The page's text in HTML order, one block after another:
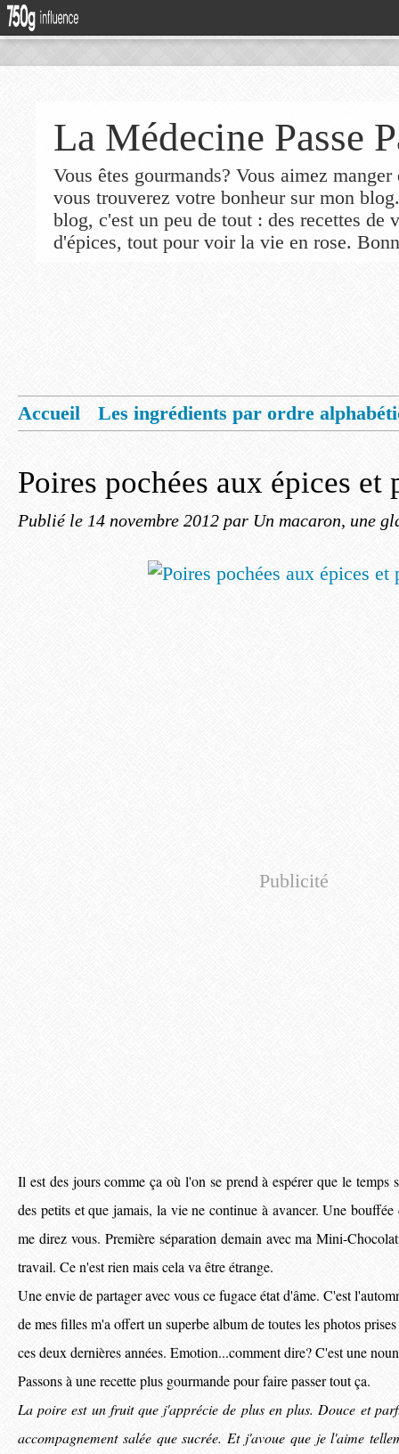
La Médecine Passe
Vous êtes gourmands? Vous aimez
vous trouverez votre bonheur sur mon
blog, c'est un peu de tout : des recettes de
d'épices, tout pour voir la vie en rose.
Accueil
Les ingrédients par ordre
Poires pochées aux épices et
Publié le 14 novembre 2012 par Un macaron, une
Publicité
Il est des jours comme ça où l'on se prend à espérer que le temps
des petits et que jamais, la vie ne continue à avancer. Une
me direz vous. Première séparation demain avec ma Mini-
travail. Ce n'est rien mais cela va être étrange.
Une envie de partager avec vous ce fugace état d'âme. C'est
de mes filles m'a offert un superbe album de toutes les photos
ces deux dernières années. Emotion...comment dire? C'est une
Passons à une recette plus gourmande pour faire passer tout ça.
La poire est un fruit que j'apprécie de plus en plus. Douce et
accompagnement salée que sucrée. Et j'avoue que je l'aime